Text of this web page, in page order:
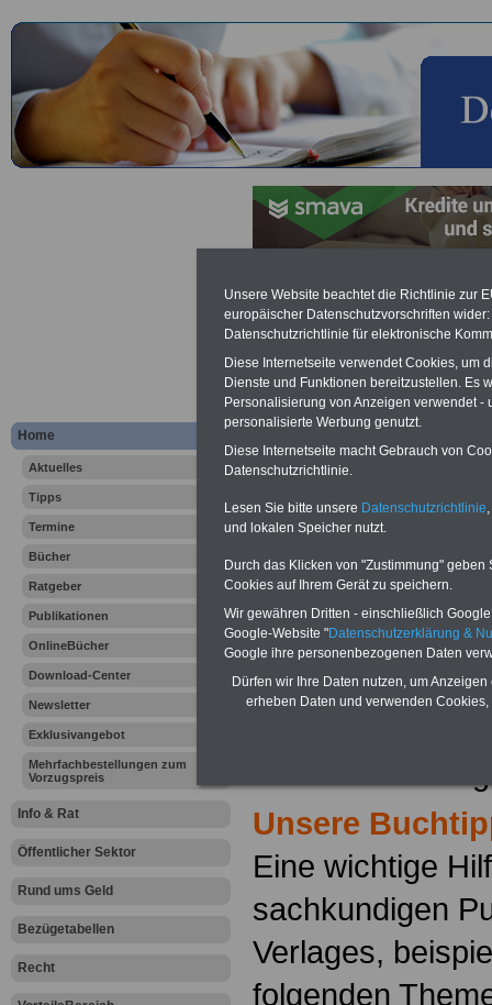
Home
Aktuelles
Tipps
Termine
Bücher
Ratgeber
Publikationen
OnlineBücher
Download-Center
Newsletter
Exklusivangebot
Mehrfachbestellungen zum
Vorzugspreis
Info & Rat
Öffentlicher Sektor
Rund ums Geld
Bezügetabellen
Recht
Werbung mit Textlink:
250 Euro können Sie einen
Banner für drei Monate
Website eingeblendet wird.
ausfüllen oder eineE-Mail
Von den
besonderer
kompetente
ist es für jeden
Unsere
Eine wichtige
sachkundigen
Verlages,
folgenden
Unsere Website beachtet die Richtlinie zur
europäischer Datenschutzvorschriften
Datenschutzrichtlinie für elektronische
Diese Internetseite verwendet Cookies, um
Dienste und Funktionen bereitzustellen. Es
Personalisierung von Anzeigen verwendet
personalisierte Werbung genutzt.
Diese Internetseite macht Gebrauch von
Datenschutzrichtlinie.
Lesen Sie bitte unsere Datenschutzrichtlinie
und lokalen Speicher nutzt.
Durch das Klicken von "Zustimmung"
Cookies auf Ihrem Gerät zu speichern.
Wir gewähren Dritten - einschließlich
Google-Website "Datenschutzerklärung &
Google ihre personenbezogenen Daten
Dürfen wir Ihre Daten nutzen, um
erheben Daten und verwenden